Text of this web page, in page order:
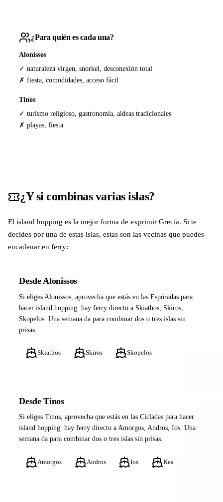
¿Para quién es cada una?
Alonissos
✓ naturaleza virgen, snorkel, desconexión total
✗ fiesta, comodidades, acceso fácil
Tinos
✓ turismo religioso, gastronomía, aldeas tradicionales
✗ playas, fiesta
¿Y si combinas varias islas?
El island hopping es la mejor forma de exprimir Grecia. Si te
decides por una de estas islas, estas son las vecinas que puedes
encadenar en ferry:
Desde Alonissos
Si eliges Alonissos, aprovecha que estás en las Espóradas para
hacer island hopping: hay ferry directo a Skiathos, Skiros,
Skopelos. Una semana da para combinar dos o tres islas sin
prisas.
Skiathos Skiros Skopelos
Desde Tinos
Si eliges Tinos, aprovecha que estás en las Cícladas para hacer
island hopping: hay ferry directo a Amorgos, Andros, Ios. Una
semana da para combinar dos o tres islas sin prisas.
Amorgos Andros Ios Kea